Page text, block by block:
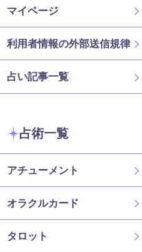
マイページ
利用者情報の外部送信規律
占い記事一覧
占術一覧
アチューメント
オラクルカード
タロット